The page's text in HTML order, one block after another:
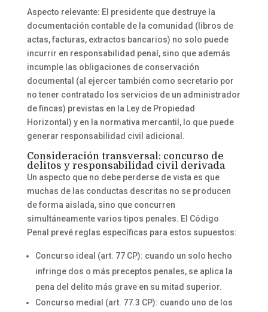
Aspecto relevante: El presidente que destruye la
documentación contable de la comunidad (libros de
actas, facturas, extractos bancarios) no solo puede
incurrir en responsabilidad penal, sino que además
incumple las obligaciones de conservación
documental (al ejercer también como secretario por
no tener contratado los servicios de un administrador
de fincas) previstas en la Ley de Propiedad
Horizontal) y en la normativa mercantil, lo que puede
generar responsabilidad civil adicional.
Consideración transversal: concurso de
delitos y responsabilidad civil derivada
Un aspecto que no debe perderse de vista es que
muchas de las conductas descritas no se producen
de forma aislada, sino que concurren
simultáneamente varios tipos penales. El Código
Penal prevé reglas específicas para estos supuestos:
Concurso ideal (art. 77 CP): cuando un solo hecho
infringe dos o más preceptos penales, se aplica la
pena del delito más grave en su mitad superior.
Concurso medial (art. 77.3 CP): cuando uno de los